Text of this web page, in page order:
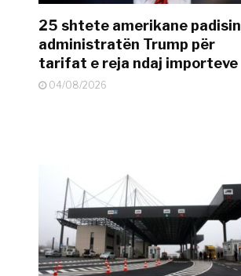
25 shtete amerikane padisin
administratën Trump për
tarifat e reja ndaj importeve
04/08/2026